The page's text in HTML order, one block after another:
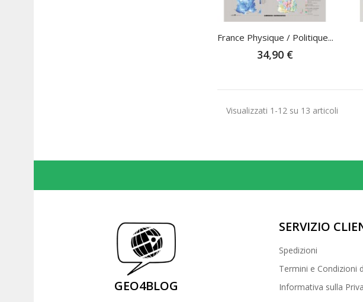
France Physique / Politique...
34,90 €
Visualizzati 1-12 su 13 articoli
GEO4BLOG
SERVIZIO
Spedizioni
Termini e Condizioni
Informativa sulla